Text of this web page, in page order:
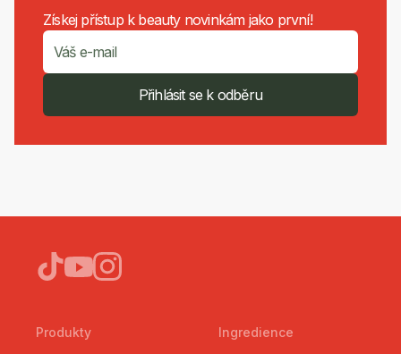
Získej přístup k beauty novinkám jako první!
Přihlásit se k odběru
Produkty Ingredience